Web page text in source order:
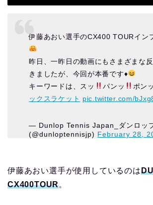
伊藤あおい選手のCX400 TOURイン
昨日、一昨日の動画にもさまざまな
きましたが、今回が本番です♦️
キーワードは、スッ
パンッ ポンッ
ックスラケット pic.twitter.com/
— Dunlop Tennis Japan_ダンロッ
(@dunloptennisjp) February 28,
伊藤あおい選手が使用しているのは
CX400TOUR。